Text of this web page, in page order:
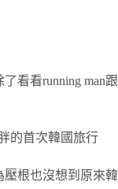
看看running man跟
的首次韓國旅行
壓根也沒想到原來韓